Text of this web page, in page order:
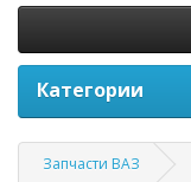
Категории
Запчасти ВАЗ